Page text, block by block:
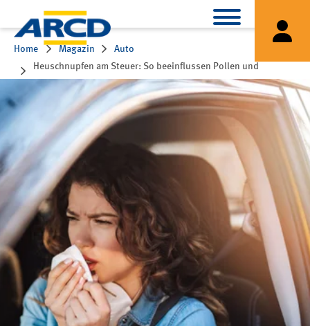
Home Magazin
Auto
Heuschnupfen am Steuer: So beeinflussen Pollen und
Medikamente die Fahrtüchtigkeit